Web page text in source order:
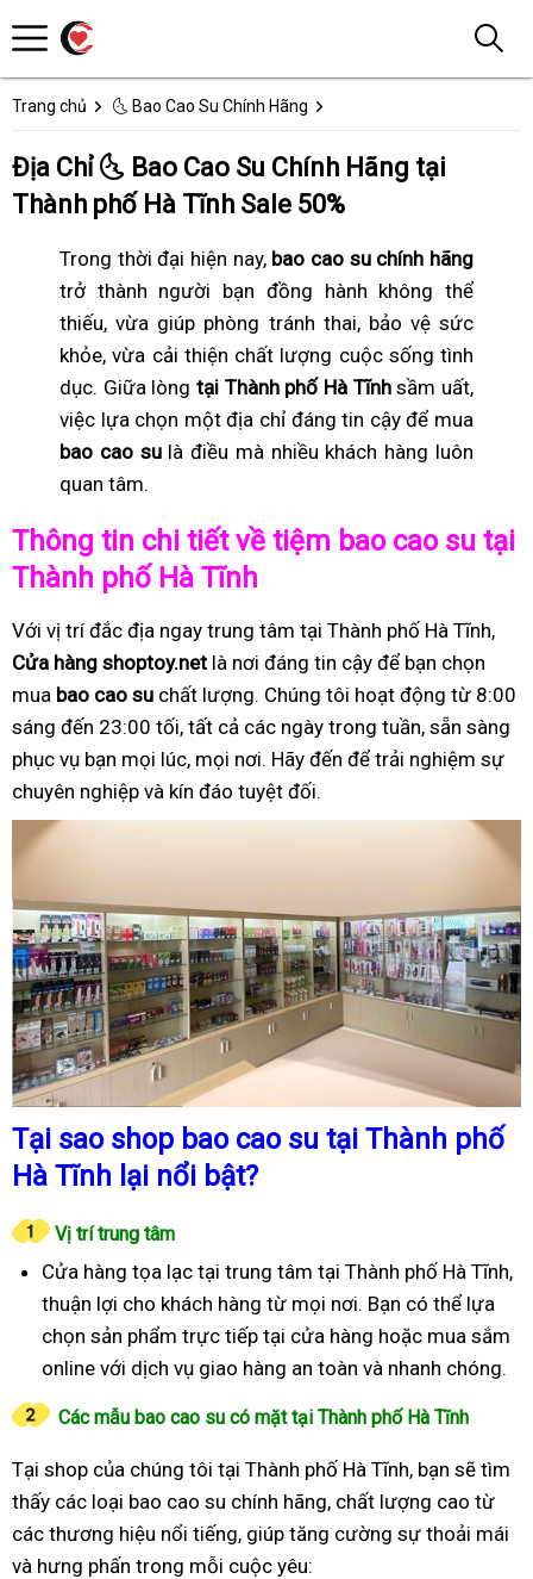
Trang chủ 🌜 Bao Cao Su Chính Hãng
Địa Chỉ 🌜 Bao Cao Su Chính Hãng tại
Thành phố Hà Tĩnh Sale 50%
Trong thời đại hiện nay, bao cao su chính hãng
trở thành người bạn đồng hành không thể
thiếu, vừa giúp phòng tránh thai, bảo vệ sức
khỏe, vừa cải thiện chất lượng cuộc sống tình
dục. Giữa lòng tại Thành phố Hà Tĩnhsầm uất,
việc lựa chọn một địa chỉ đáng tin cậy để mua
bao cao sulà điều mà nhiều khách hàng luôn
quan tâm.
Thông tin chi tiết về tiệm bao cao su tại
Thành phố Hà Tĩnh
Với vị trí đắc địa ngay trung tâm tại Thành phố Hà Tĩnh,
Cửa hàng shoptoy.net là nơi đáng tin cậy để bạn chọn
mua bao cao su chất lượng. Chúng tôi hoạt động từ 8:00
sáng đến 23:00 tối, tất cả các ngày trong tuần, sẵn sàng
phục vụ bạn mọi lúc, mọi nơi. Hãy đến để trải nghiệm sự
chuyên nghiệp và kín đáo tuyệt đối.
Tại sao shop bao cao su tại Thành phố
Hà Tĩnh lại nổi bật?
Vị trí trung tâm
Cửa hàng tọa lạc tại trung tâm tại Thành phố Hà Tĩnh,
thuận lợi cho khách hàng từ mọi nơi. Bạn có thể lựa
chọn sản phẩm trực tiếp tại cửa hàng hoặc mua sắm
online với dịch vụ giao hàng an toàn và nhanh chóng.
Các mẫu bao cao su có mặt tại Thành phố Hà Tĩnh
Tại shop của chúng tôi tại Thành phố Hà Tĩnh, bạn sẽ tìm
thấy các loại bao cao su chính hãng, chất lượng cao từ
các thương hiệu nổi tiếng, giúp tăng cường sự thoải mái
và hưng phấn trong mỗi cuộc yêu: